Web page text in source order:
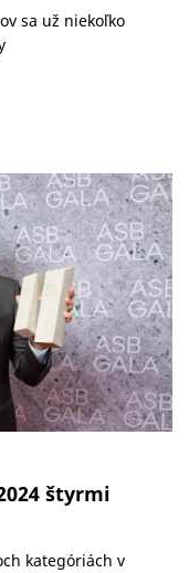
sa už niekoľko
štyrmi
kategóriách v